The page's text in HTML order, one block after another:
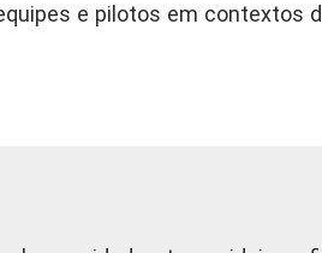
e pilotos em contextos